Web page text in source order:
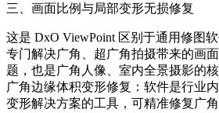
三、画面比例与局部变形无损修复
这是 DxO ViewPoint 区别于通用修图
专门解决广角、超广角拍摄带来的画
题，也是广角人像、室内全景摄影的核
广角边缘体积变形修复：软件是行业
变形解决方案的工具，可精准修复广